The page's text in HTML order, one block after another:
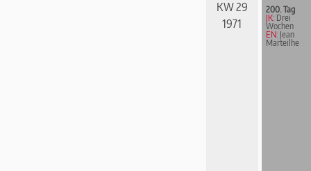
KW 29
1971
200. Tag
JK: Drei
Wochen
EN: Jean
Marteilhe